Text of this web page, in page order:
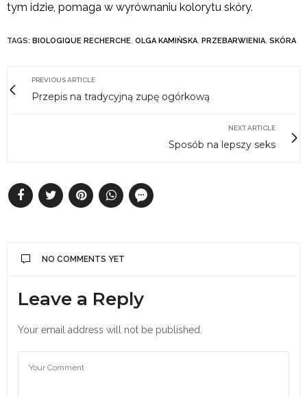
tym idzie, pomaga w wyrównaniu kolorytu skóry.
TAGS: BIOLOGIQUE RECHERCHE, OLGA KAMIŃSKA, PRZEBARWIENIA, SKÓRA
PREVIOUS ARTICLE
Przepis na tradycyjną zupę ogórkową
NEXT ARTICLE
Sposób na lepszy seks
NO COMMENTS YET
Leave a Reply
Your email address will not be published.